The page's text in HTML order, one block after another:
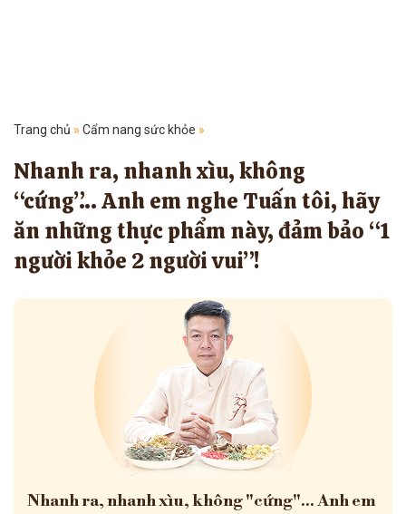
Trang chủ » Cẩm nang sức khỏe »
Nhanh ra, nhanh xìu, không
“cứng”… Anh em nghe Tuấn tôi, hãy
ăn những thực phẩm này, đảm bảo “1
người khỏe 2 người vui”!
Nhanh ra, nhanh xìu, không "cứng"... Anh em